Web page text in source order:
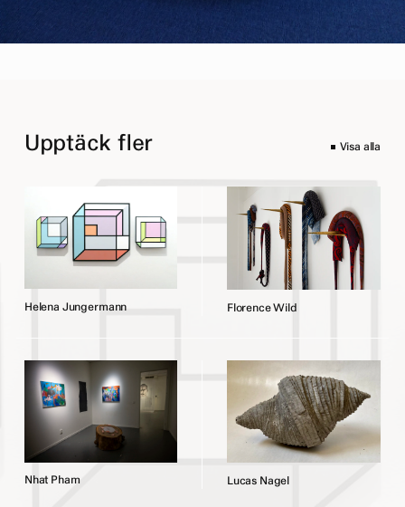
Upptäck fler Visa alla
Helena Jungermann FlorenceWild
Nhat Pham Lucas Nagel